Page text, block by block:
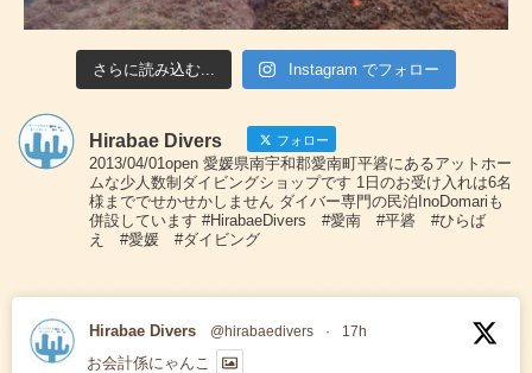
さらに読み込む... Instagram でフォロー
Hirabae Divers フォロー
2013/04/01open 愛媛県南宇和郡愛南町平碆にあるアットホー
ムな少人数制ダイビングショップです 1日のお受け入れは6名
様まででせかせかしません ダイバー専門の民泊InoDomariも
併設しています #HirabaeDivers #愛南 #平碆 #ひらば
え #愛媛 #ダイビング
Hirabae Divers @hirabaedivers · 17h
お会計係にゃんこ